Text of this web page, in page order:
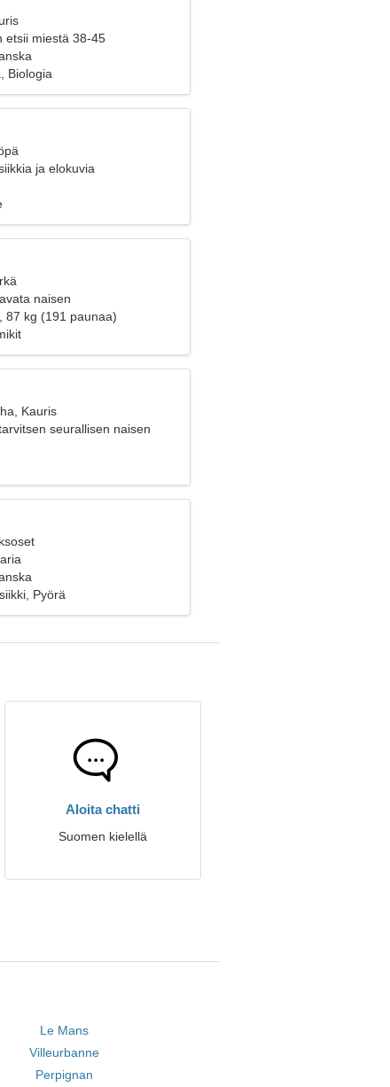
etsii miestä 38-45
Biologia
ja elokuvia
naisen
87 kg (191 paunaa)
Kauris
seurallisen naisen
Pyörä
Aloita chatti
Suomen kielellä
Le Mans
Villeurbanne
Perpignan